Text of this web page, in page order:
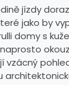
jízdy
jako by
domy s
vzácný